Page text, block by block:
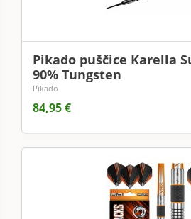
Pikado puščice Karella
90% Tungsten
Pikado
84,95 €